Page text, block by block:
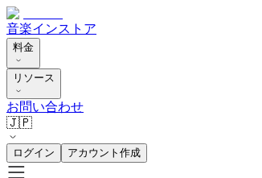
音楽インストア
料金
リソース
お問い合わせ
🇯🇵
ログイン アカウント作成